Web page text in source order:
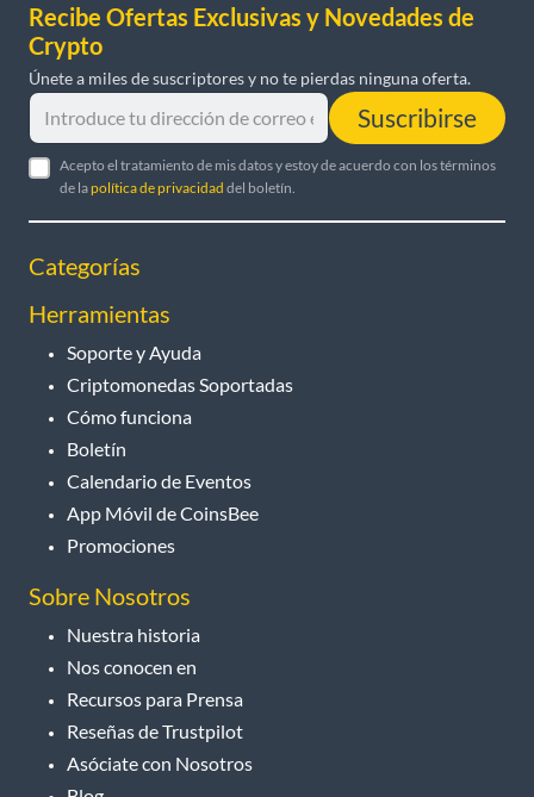
Recibe Ofertas Exclusivas y Novedades de
Crypto
Únete a miles de suscriptores y no te pierdas ninguna oferta.
Suscribirse
Acepto el tratamiento de mis datos y estoy de acuerdo con los términos
de lapolítica de privacidad del boletín.
Categorías
Herramientas
Soporte y Ayuda
Criptomonedas Soportadas
Cómo funciona
Boletín
Calendario de Eventos
App Móvil de CoinsBee
Promociones
Sobre Nosotros
Nuestra historia
Nos conocen en
Recursos para Prensa
Reseñas de Trustpilot
Asóciate con Nosotros